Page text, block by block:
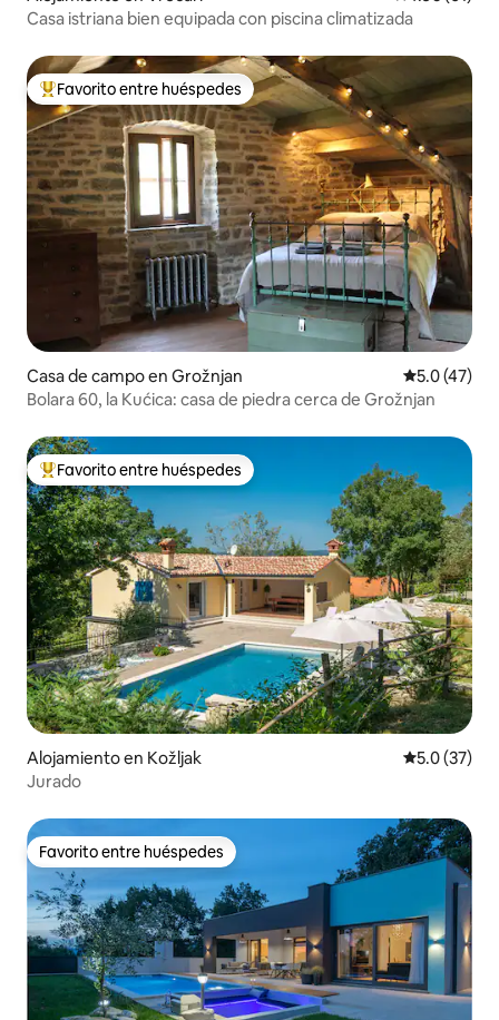
Casa istriana bien equipada con piscina climatizada
Favorito entre huéspedes preferido
Favorito entre huéspedes
Casa de campo en Grožnjan Calificación
5.0 (47)
Bolara 60, la Kućica: casa de piedra cerca de Grožnjan
Favorito entre huéspedes preferido
Favorito entre huéspedes
Alojamiento en Kožljak Calificación
5.0 (37)
Jurado
Favorito entre huéspedes
Favorito entre huéspedes